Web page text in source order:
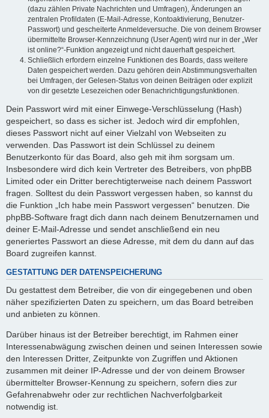
(dazu zählen Private Nachrichten und Umfragen), Änderungen an
zentralen Profildaten (E-Mail-Adresse, Kontoaktivierung, Benutzer-
Passwort) und gescheiterte Anmeldeversuche. Die von deinem Browser
übermittelte Browser-Kennzeichnung (User Agent) wird nur in der „Wer
ist online?“-Funktion angezeigt und nicht dauerhaft gespeichert.
Schließlich erfordern einzelne Funktionen des Boards, dass weitere
Daten gespeichert werden. Dazu gehören dein Abstimmungsverhalten
bei Umfragen, der Gelesen-Status von deinen Beiträgen oder explizit
von dir gesetzte Lesezeichen oder Benachrichtigungsfunktionen.
Dein Passwort wird mit einer Einwege-Verschlüsselung (Hash)
gespeichert, so dass es sicher ist. Jedoch wird dir empfohlen,
dieses Passwort nicht auf einer Vielzahl von Webseiten zu
verwenden. Das Passwort ist dein Schlüssel zu deinem
Benutzerkonto für das Board, also geh mit ihm sorgsam um.
Insbesondere wird dich kein Vertreter des Betreibers, von phpBB
Limited oder ein Dritter berechtigterweise nach deinem Passwort
fragen. Solltest du dein Passwort vergessen haben, so kannst du
die Funktion „Ich habe mein Passwort vergessen“ benutzen. Die
phpBB-Software fragt dich dann nach deinem Benutzernamen und
deiner E-Mail-Adresse und sendet anschließend ein neu
generiertes Passwort an diese Adresse, mit dem du dann auf das
Board zugreifen kannst.
GESTATTUNG DER DATENSPEICHERUNG
Du gestattest dem Betreiber, die von dir eingegebenen und oben
näher spezifizierten Daten zu speichern, um das Board betreiben
und anbieten zu können.
Darüber hinaus ist der Betreiber berechtigt, im Rahmen einer
Interessenabwägung zwischen deinen und seinen Interessen sowie
den Interessen Dritter, Zeitpunkte von Zugriffen und Aktionen
zusammen mit deiner IP-Adresse und der von deinem Browser
übermittelter Browser-Kennung zu speichern, sofern dies zur
Gefahrenabwehr oder zur rechtlichen Nachverfolgbarkeit
notwendig ist.